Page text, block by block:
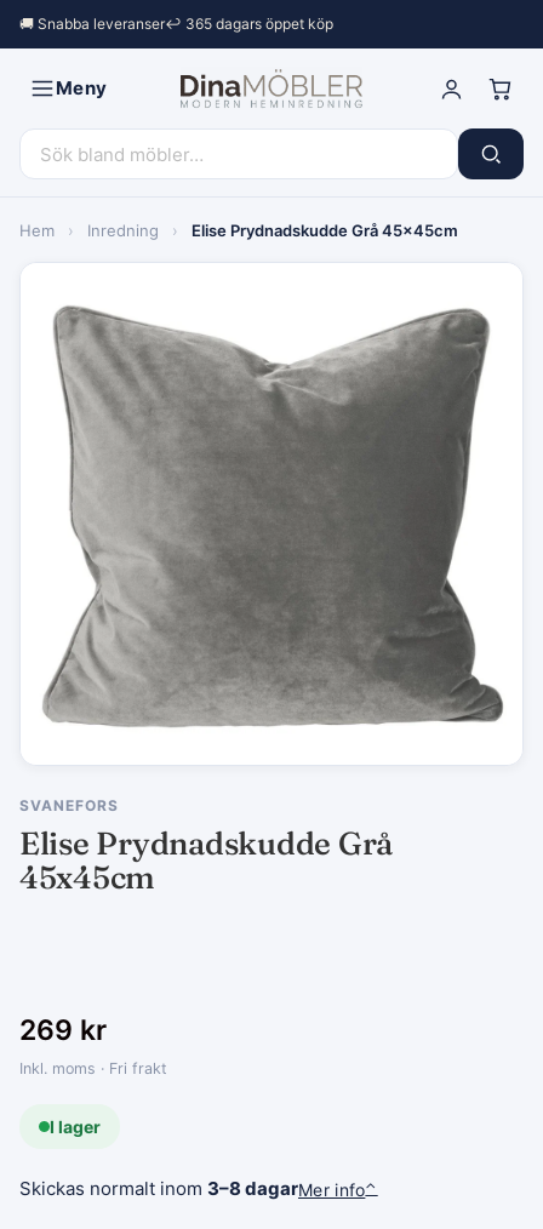
🚚 Snabba leveranser↩︎ 365 dagars öppet köp
Meny
Hem › Inredning › Elise Prydnadskudde Grå 45x45cm
SVANEFORS
Elise Prydnadskudde Grå
45x45cm
269 kr
Inkl. moms · Fri frakt
I lager
Skickas normalt inom 3–8 dagarMer info⌃